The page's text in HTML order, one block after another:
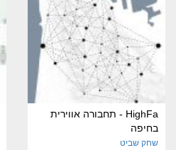
HighFa - תחבורה אווירית
בחיפה
שחק שביט